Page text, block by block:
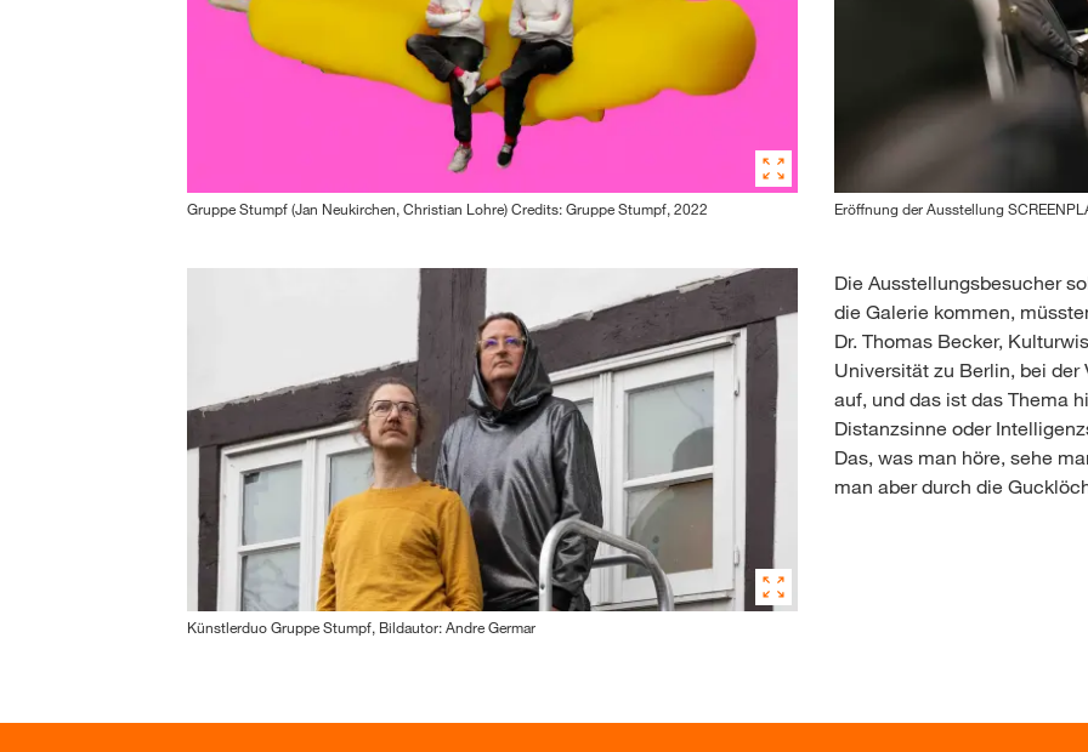
Gruppe Stumpf (Jan Neukirchen, Christian Lohre) Credits: Gruppe Stumpf, 2022 Eröffnung der Ausstellung
Künstlerduo Gruppe Stumpf, Bildautor: Andre Germar
Die Ausstellungsbesucher
die Galerie kommen,
Dr. Thomas Becker,
Universität zu Berlin, bei der
auf, und das ist das Thema
Distanzsinne oder
Das, was man höre, sehe
man aber durch die